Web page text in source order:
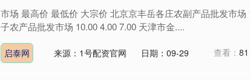
市场 最高价 最低价 大宗价 北京京丰岳各庄农副产品批发市场
子农产品批发市场 10.00 4.00 7.00 天津市金....
启泰网 来源：1号配资官网 日期：09-29 查看： 81